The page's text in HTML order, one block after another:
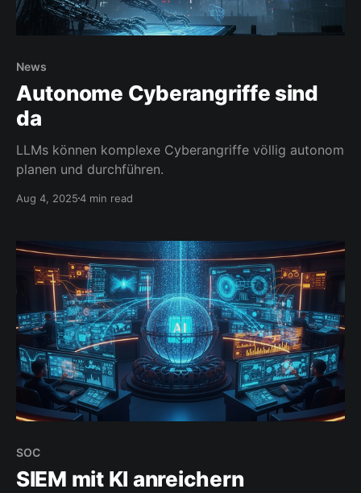
News
Autonome Cyberangriffe sind
da
LLMs können komplexe Cyberangriffe völlig autonom
planen und durchführen.
Aug 4, 20254 min read
SOC
SIEM mit KI anreichern